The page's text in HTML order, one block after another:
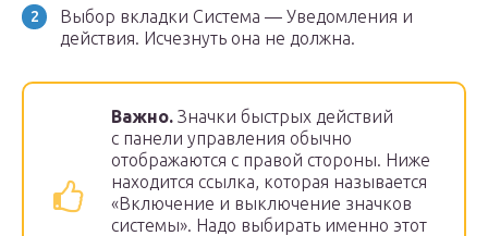
Выбор вкладки Система — Уведомления и
действия. Исчезнуть она не должна.
Важно. Значки быстрых действий
с панели управления обычно
отображаются с правой стороны. Ниже
находится ссылка, которая называется
«Включение и выключение значков
системы». Надо выбирать именно этот